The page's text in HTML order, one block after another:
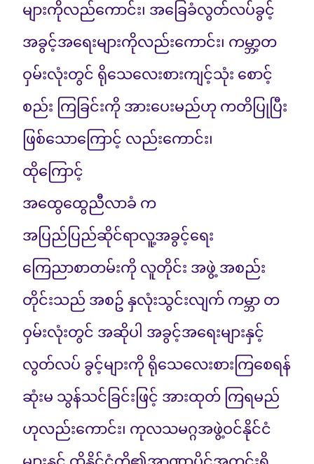
များကိုလည်ကောင်း၊ အခြေခံလွတ်လပ်ခွင့်
အခွင့်အရေးများကိုလည်းကောင်း၊ ကမ္ဘာ့တ
ဝှမ်းလုံးတွင် ရိုသေလေးစားကျင့်သုံး စောင့်
စည်း ကြခြင်းကို အားပေးမည်ဟု ကတိပြုပြီး
ဖြစ်သောကြောင့် လည်းကောင်း၊
ထိုကြောင့်
အထွေထွေညီလာခံ က
အပြည်ပြည်ဆိုင်ရာလူ့အခွင့်ရေး
ကြေညာစာတမ်းကို လူတိုင်း အဖွဲ့ အစည်း
တိုင်းသည် အစဥ် နှလုံးသွင်းလျက် ကမ္ဘာ တ
ဝှမ်းလုံးတွင် အဆိုပါ အခွင့်အရေးများနှင့်
လွတ်လပ် ခွင့်များကို ရိုသေလေးစားကြစေရန်
ဆုံးမ သွန်သင်ခြင်းဖြင့် အားထုတ် ကြရမည်
ဟုလည်းကောင်း၊ ကုလသမဂ္ဂအဖွဲ့ဝင်နိုင်ငံ